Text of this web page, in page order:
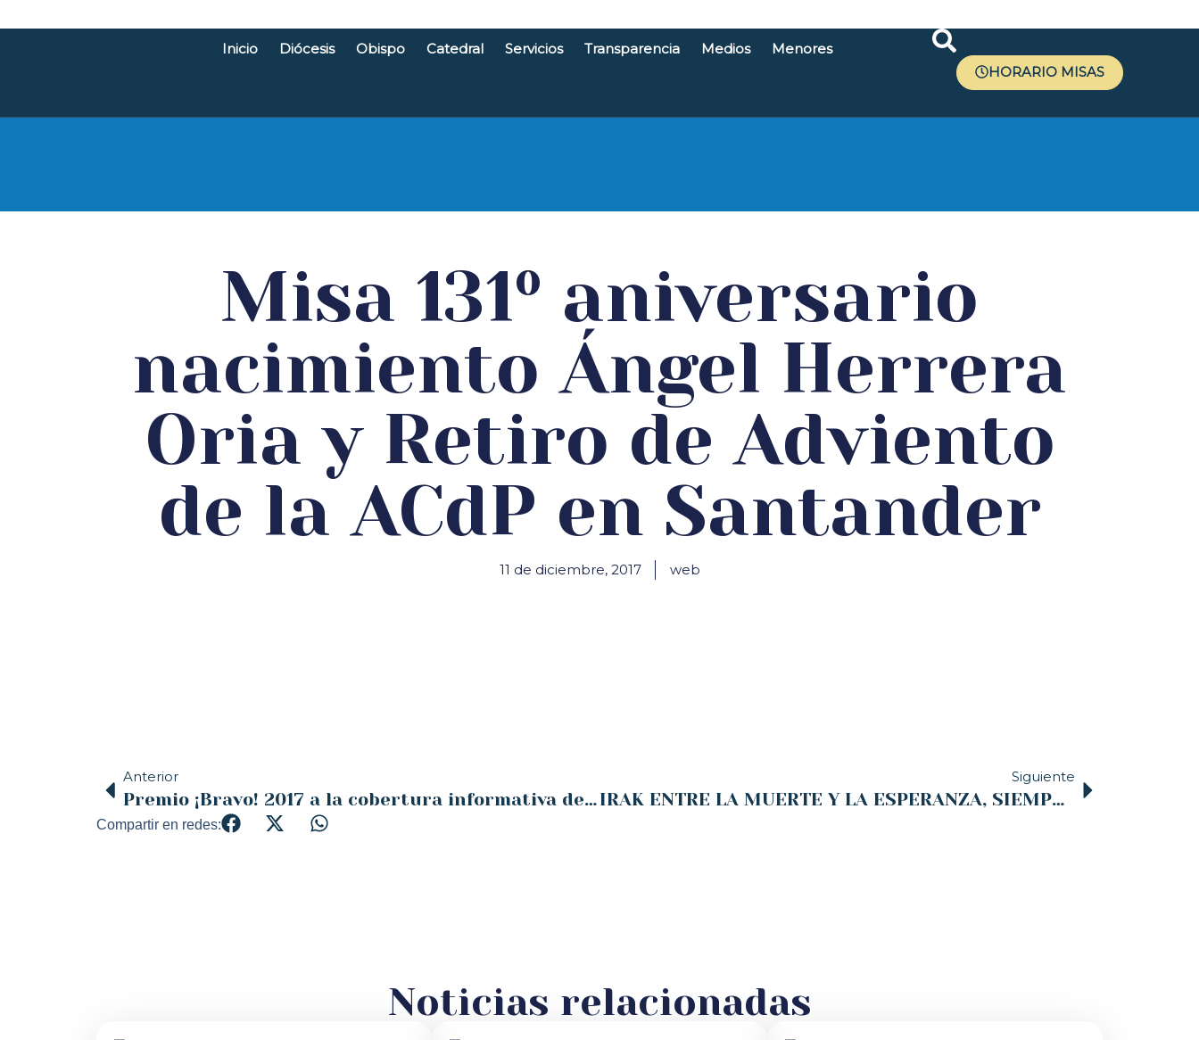
Inicio Diócesis Obispo Catedral Servicios Transparencia Medios
Menores
HORARIO MISAS
Misa 131º aniversario
nacimiento Ángel Herrera
Oria y Retiro de Adviento
de la ACdP en Santander
11 de diciembre, 2017 web
Anterior
Premio ¡Bravo! 2017 a la cobertura informativa del Año Jubilar Lebaniego
Siguiente
IRAK ENTRE LA MUERTE Y LA ESPERANZA, SIEMPRE LA ESPERANZA
Compartir en redes:
Noticias relacionadas